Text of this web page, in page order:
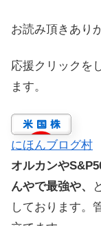
お読み頂きあり
応援クリックを
ます。
にほんブログ村
オルカンや
んやで最強や、
しております。